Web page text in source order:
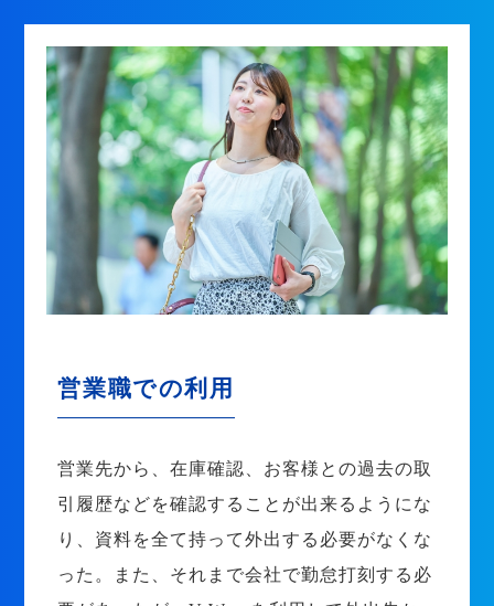
営業職での利用
営業先から、在庫確認、お客様との過去の取
引履歴などを確認することが出来るようにな
り、資料を全て持って外出する必要がなくな
った。また、それまで会社で勤怠打刻する必